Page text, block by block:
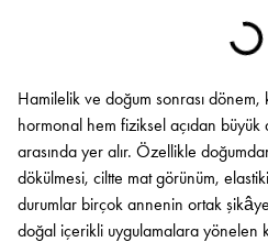
Hamilelik ve doğum sonrası dönem,
hormonal hem fiziksel açıdan büyük
arasında yer alır. Özellikle
dökülmesi, ciltte mat görünüm,
durumlar birçok annenin ortak
doğal içerikli uygulamalara yönelen